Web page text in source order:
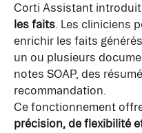
Corti Assistant
les faits. Les cliniciens
enrichir les faits
un ou plusieurs
notes SOAP, des
recommandation.
Ce fonctionnement
précision, de flexibilité